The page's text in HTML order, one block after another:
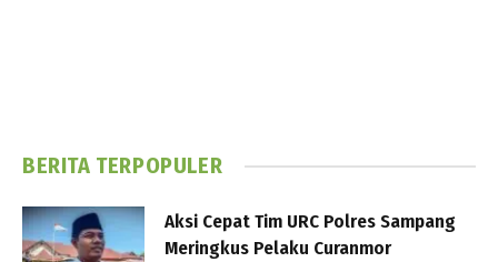
BERITA TERPOPULER
Aksi Cepat Tim URC Polres Sampang
Meringkus Pelaku Curanmor